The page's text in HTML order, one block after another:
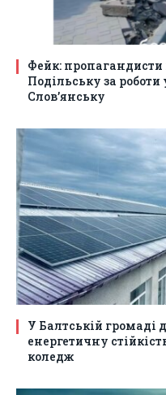
Фейк:
Подільську за
Слов’янську
У Балтській
енергетичну
коледж